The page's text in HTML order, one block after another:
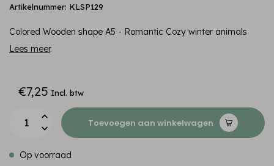
Artikelnummer: KLSP129
Colored Wooden shape A5 - Romantic Cozy winter animals
Lees meer.
€7,25 Incl. btw
Toevoegen aan winkelwagen
Op voorraad